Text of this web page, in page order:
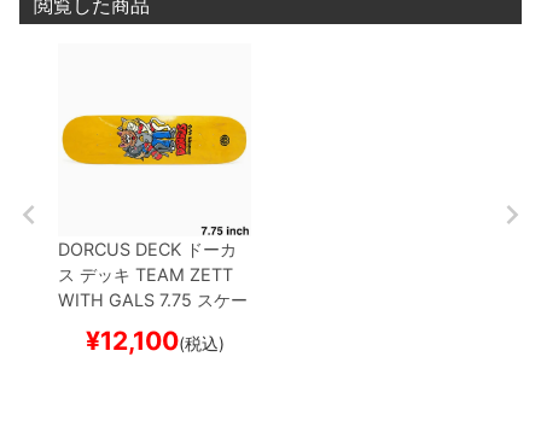
DORCUS DECK ドーカ
ス デッキ TEAM ZETT
WITH GALS 7.75 スケー
¥12,100(税込)